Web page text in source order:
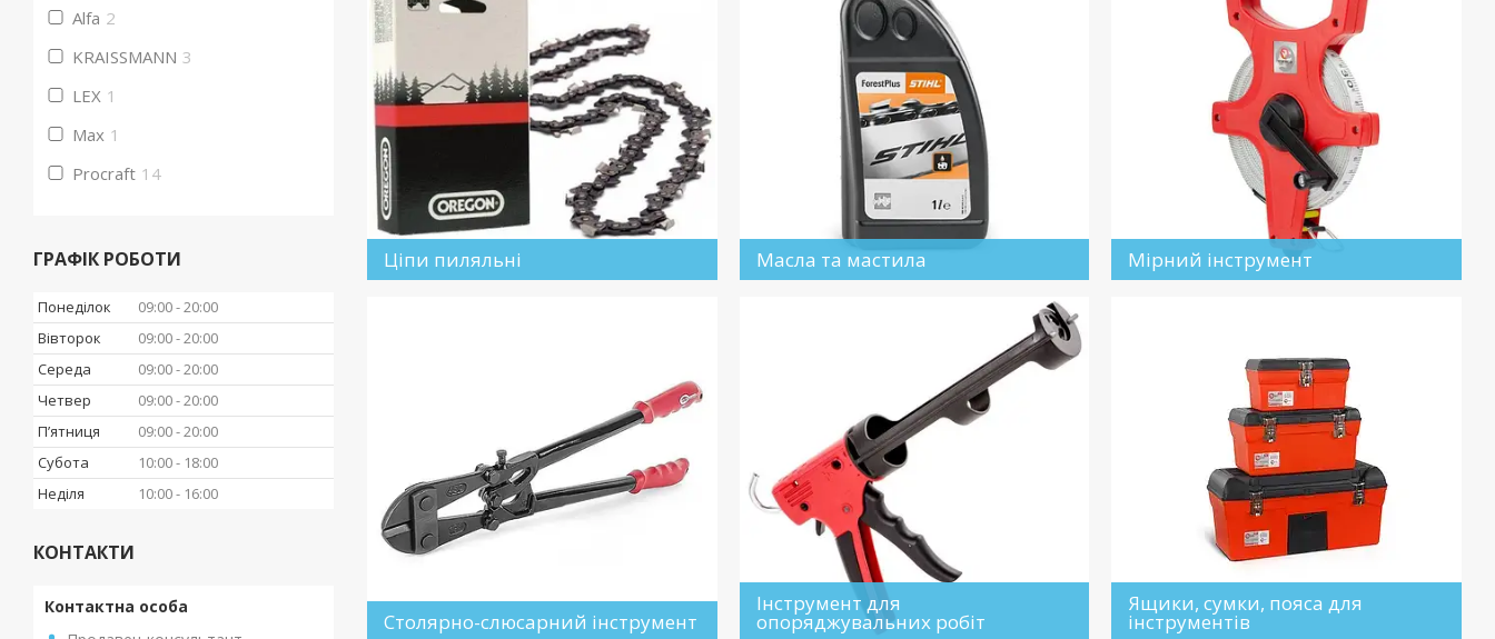
Ціпи пиляльні Масла та мастила Мірний інструмент
Столярно-слюсарний інструмент
Інструмент для
опоряджувальних робіт
Ящики, сумки, пояса для
інструментів
Alfa 2
KRAISSMANN 3
LEX 1
Max 1
Procraft 14
ГРАФІК РОБОТИ
Понеділок 09:00 20:00
Вівторок
09:00 20:00
Середа
09:00 20:00
Четвер
09:00 20:00
Пʼятниця
09:00 20:00
Субота
10:00
18:00
Неділя
10:00 16:00
КОНТАКТИ